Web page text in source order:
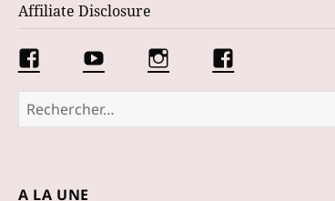
Affiliate Disclosure
Facebook
Les
Fabuloustics
Conseils
d’une
éducatrice
de
Éduquer
les
petits
La
communauté
Marmotille
Rechercher :
A LA UNE